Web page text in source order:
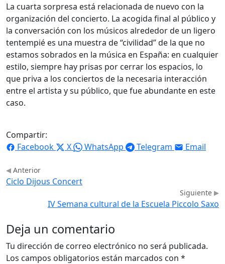
La cuarta sorpresa está relacionada de nuevo con la
organización del concierto. La acogida final al público y
la conversación con los músicos alrededor de un ligero
tentempié es una muestra de “civilidad” de la que no
estamos sobrados en la música en España: en cualquier
estilo, siempre hay prisas por cerrar los espacios, lo
que priva a los conciertos de la necesaria interacción
entre el artista y su público, que fue abundante en este
caso.
Compartir:
Facebook
X WhatsApp Telegram Email
Anterior
Ciclo Dijous Concert
Siguiente
IV Semana cultural de la Escuela Piccolo Saxo
Deja un comentario
Tu dirección de correo electrónico no será publicada.
Los campos obligatorios están marcados con *